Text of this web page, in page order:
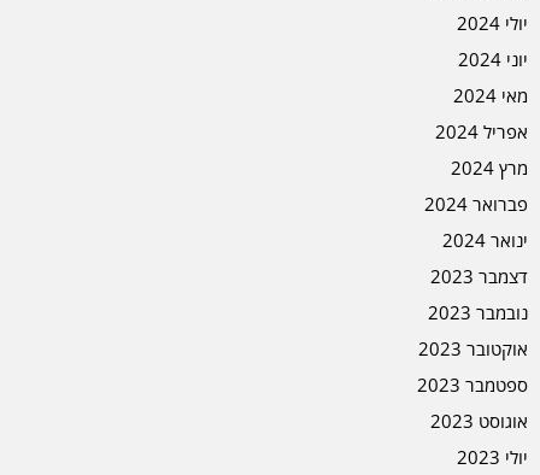
יולי 2024
יוני 2024
מאי 2024
אפריל 2024
מרץ 2024
פברואר 2024
ינואר 2024
דצמבר 2023
נובמבר 2023
אוקטובר 2023
ספטמבר 2023
אוגוסט 2023
יולי 2023